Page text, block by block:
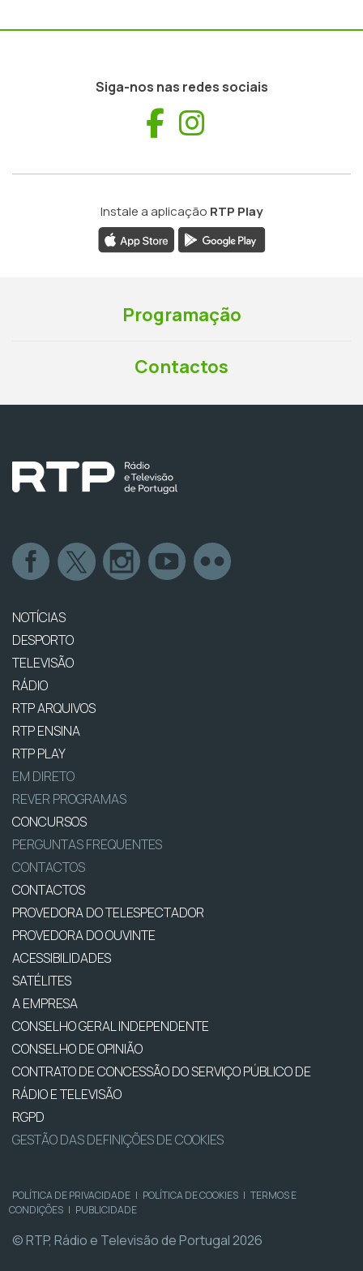
Siga-nos nas redes sociais
Facebook
Instale a aplicação RTP Play
Programação
Contactos
NOTÍCIAS
DESPORTO
TELEVISÃO
RÁDIO
RTP ARQUIVOS
RTP ENSINA
RTP PLAY
EM DIRETO
REVER PROGRAMAS
CONCURSOS
PERGUNTAS FREQUENTES
CONTACTOS
CONTACTOS
PROVEDORA DO TELESPECTADOR
PROVEDORA DO OUVINTE
ACESSIBILIDADES
SATÉLITES
A EMPRESA
CONSELHO GERAL INDEPENDENTE
CONSELHO DE OPINIÃO
CONTRATO DE CONCESSÃO DO SERVIÇO PÚBLICO DE
RÁDIO E TELEVISÃO
RGPD
GESTÃO DAS DEFINIÇÕES DE COOKIES
POLÍTICA DE PRIVACIDADE | POLÍTICA DE COOKIES | TERMOS E
CONDIÇÕES | PUBLICIDADE
© RTP, Rádio e Televisão de Portugal 2026